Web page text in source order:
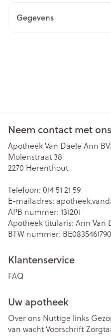
Gegevens
Neem contact met
Apotheek Van Daele Ann
Molenstraat 38
2270 Herenthout
Telefoon: 014 51 21 59
E-mailadres:
APB nummer: 131201
Apotheek titularis: Ann Van
BTW nummer: BE0835461790
Klantenservice
FAQ
Uw apotheek
Over ons Nuttige links
van wachtVoorschrift